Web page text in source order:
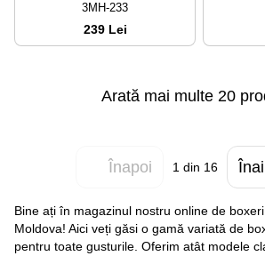
3MH-233
239 Lei
Arată mai multe 20
Înapoi 1 din 16
Bine ați în magazinul nostru online de
Moldova! Aici veți găsi o gamă variată de
pentru toate gusturile. Oferim atât modele